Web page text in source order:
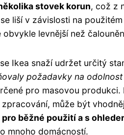
stovek korun, což z
liší v závislosti na
levnější než
Ikea snaží udržet určitý
požadavky na
pro masovou
může být
pro běžné použití a s
mnoho domácností.